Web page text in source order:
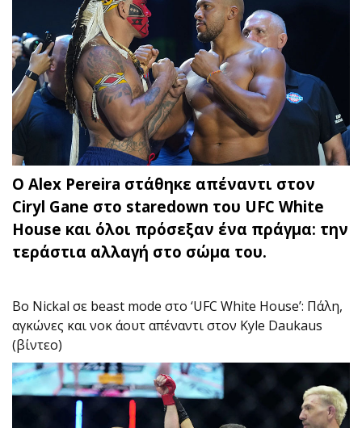
Ο Alex Pereira στάθηκε απέναντι στον
Ciryl Gane στο staredown του UFC White
House και όλοι πρόσεξαν ένα πράγμα: την
τεράστια αλλαγή στο σώμα του.
Bo Nickal σε beast mode στο ‘UFC White House’: Πάλη,
αγκώνες και νοκ άουτ απέναντι στον Kyle Daukaus
(βίντεο)